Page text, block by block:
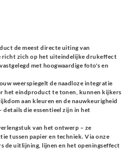
de meest directe uiting van
richt zich op het uiteindelijke drukeffect
met hoogwaardige foto's en
weerspiegelt de naadloze integratie
het eindproduct te tonen, kunnen kijkers
aan kleuren en de nauwkeurigheid
details die essentieel zijn in het
van het ontwerp – ze
tussen papier en techniek. Via onze
de uitlijning, lijnen en het openingseffect